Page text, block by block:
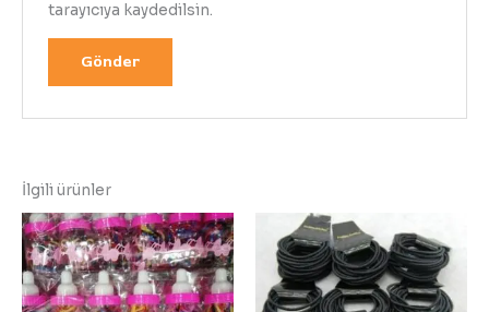
tarayıcıya kaydedilsin.
İlgili ürünler